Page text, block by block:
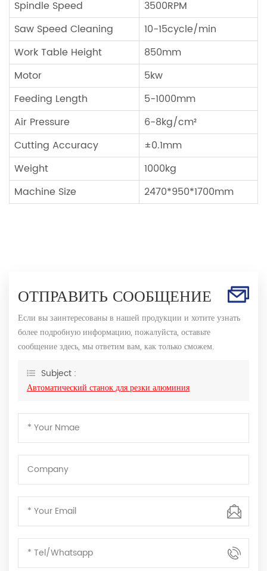
Spindle Speed
3500RPM
Saw Speed Cleaning
10-15cycle/min
Work Table Height
850mm
Motor
5kw
Feeding Length
5-1000mm
Air Pressure
6-8kg/cm²
Cutting Accuracy
±0.1mm
Weight
1000kg
Machine Size
2470*950*1700mm
ОТПРАВИТЬ СООБЩЕНИЕ
Если вы заинтересованы в нашей продукции и хотите узнать
более подробную информацию, пожалуйста, оставьте
сообщение здесь, мы ответим вам, как только сможем.
Subject :
Автоматический станок для резки алюминия